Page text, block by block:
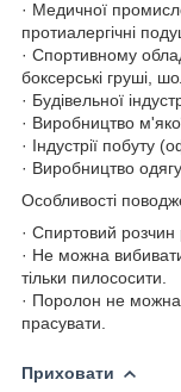
· Медичної
протиалергічні
· Спортивному
боксерські груші,
· Будівельної
· Виробництво
· Індустрії побуту
· Виробництво одягу.
Особливості
· Спиртовий розчин
· Не можна
тільки пилососити.
· Поролон не можна
прасувати.
Приховати